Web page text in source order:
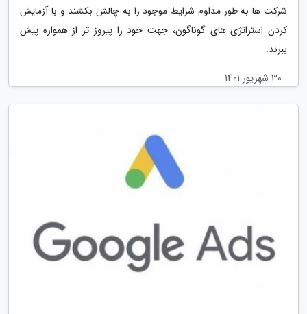
شرکت ها به طور مداوم شرایط موجود را به چالش بکشند و با آزمایش
کردن استراتژی های گوناگون، جهت خود را پیروز تر از همواره پیش
ببرند.
30 شهریور 1401